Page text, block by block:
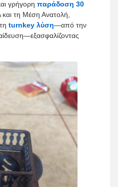
γρήγορη παράδοση 30
τη Μέση Ανατολή,
turnkey λύση—από την